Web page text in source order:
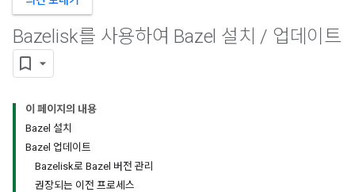
Bazelisk를 사용하여 Bazel 설치 / 업데이트
이 페이지의 내용
Bazel 설치
Bazel 업데이트
Bazelisk로 Bazel 버전 관리
권장되는 이전 프로세스